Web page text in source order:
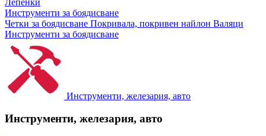
Инструменти за боядисване
Четки за боядисване Покривала, покривен найлон Валяци
Инструменти за боядисване
Инструменти, железария, авто
Инструменти, железария, авто